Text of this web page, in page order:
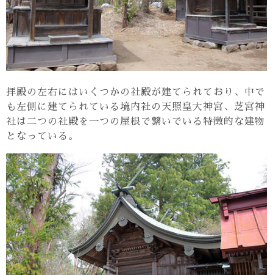
拝殿の左右にはいくつかの社殿が建てられており、中で
も左側に建てられている境内社の天照皇大神宮、芝宮神
社は二つの社殿を一つの屋根で繋いでいる特徴的な建物
となっている。